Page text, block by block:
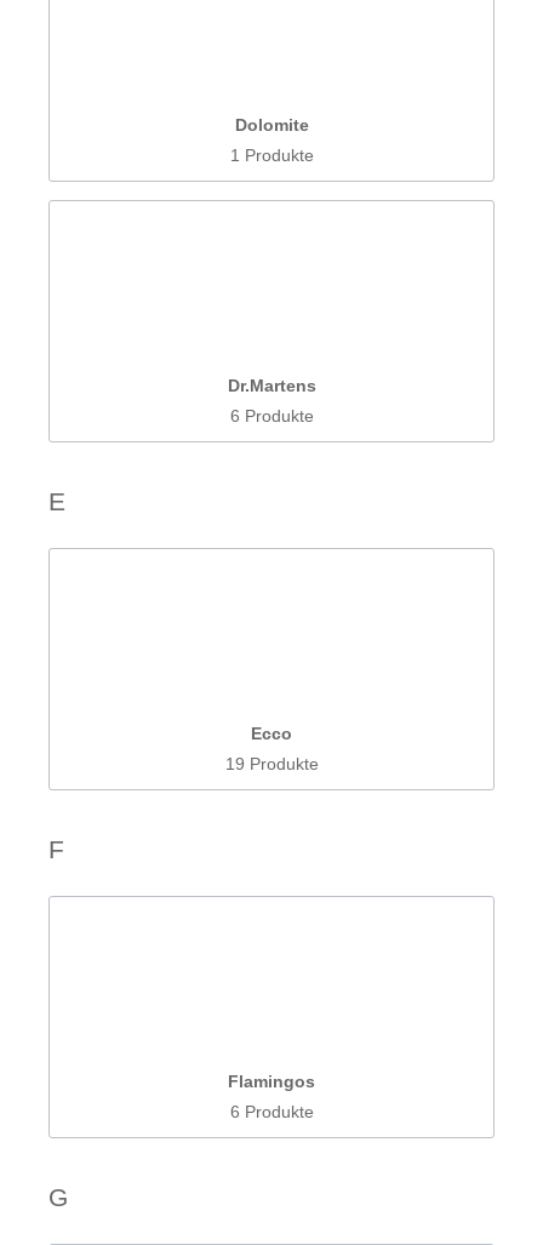
Dolomite
1 Produkte
Dr.Martens
6 Produkte
E
Ecco
19 Produkte
F
Flamingos
6 Produkte
G